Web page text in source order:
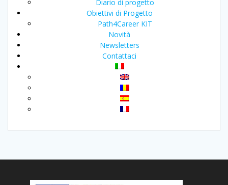
Diario di progetto
Obiettivi di Progetto
Path4Career KIT
Novità
Newsletters
Contattaci